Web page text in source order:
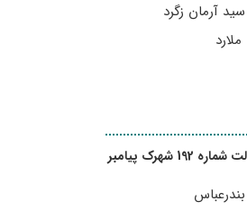
سید آرمان زگرد
ملارد
دفتر پیشخوان دولت شماره 192 شهرک پیامبر
بندرعباس